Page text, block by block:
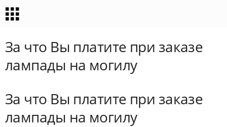
За что Вы платите при заказе
лампады на могилу
За что Вы платите при заказе
лампады на могилу